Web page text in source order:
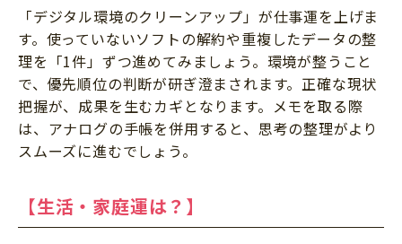
「デジタル環境のクリーンアップ」が仕事運を上げま
す。使っていないソフトの解約や重複したデータの整
理を「1件」ずつ進めてみましょう。環境が整うこと
で、優先順位の判断が研ぎ澄まされます。正確な現状
把握が、成果を生むカギとなります。メモを取る際
は、アナログの手帳を併用すると、思考の整理がより
スムーズに進むでしょう。
【生活・家庭運は？】